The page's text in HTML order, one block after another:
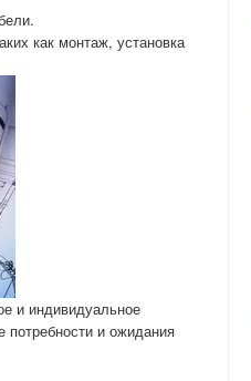
как монтаж, установка
и индивидуальное
и ожидания